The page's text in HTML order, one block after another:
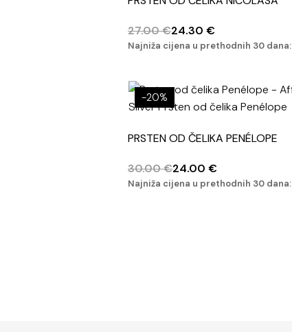
27.00€24.30 €
Najniža cijena u prethodnih 30 dana:
PRSTEN OD ČELIKA PENÉLOPE
-20%
30.00€24.00 €
Najniža cijena u prethodnih 30 dana: